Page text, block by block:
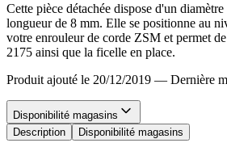
Cette pièce détachée dispose d'un
longueur de 8 mm. Elle se positionne au
votre enrouleur de corde ZSM et permet
2175 ainsi que la ficelle en place.
Produit ajouté le 20/12/2019 — Dernière
Disponibilité magasins
Description
Disponibilité magasins